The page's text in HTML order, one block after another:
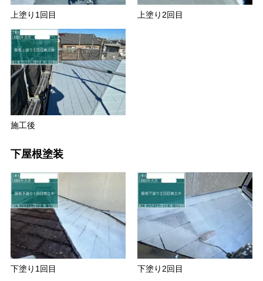
上塗り1回目 上塗り2回目
施工後
下屋根塗装
下塗り1回目 下塗り2回目